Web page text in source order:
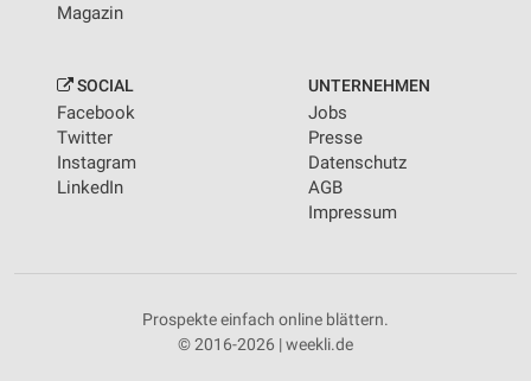
Magazin
SOCIAL
Facebook
Twitter
Instagram
LinkedIn
UNTERNEHMEN
Jobs
Presse
Datenschutz
AGB
Impressum
Prospekte einfach online blättern.
© 2016-2026 | weekli.de